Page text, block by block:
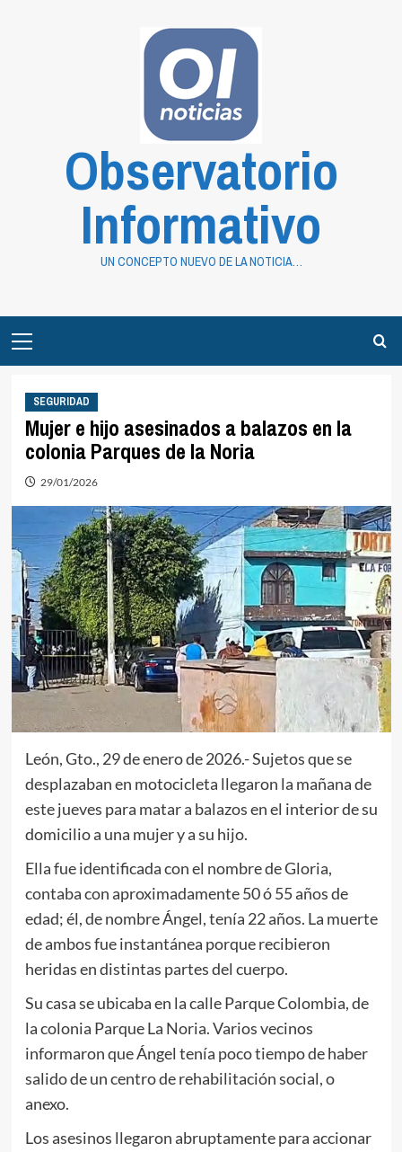
Observatorio
Informativo
UN CONCEPTO NUEVO DE LA NOTICIA…
Menu
SEGURIDAD
Mujer e hijo asesinados a balazos en la
colonia Parques de la Noria
29/01/2026
León, Gto., 29 de enero de 2026.- Sujetos que se
desplazaban en motocicleta llegaron la mañana de
este jueves para matar a balazos en el interior de su
domicilio a una mujer y a su hijo.
Ella fue identificada con el nombre de Gloria,
contaba con aproximadamente 50 ó 55 años de
edad; él, de nombre Ángel, tenía 22 años. La muerte
de ambos fue instantánea porque recibieron
heridas en distintas partes del cuerpo.
Su casa se ubicaba en la calle Parque Colombia, de
la colonia Parque La Noria. Varios vecinos
informaron que Ángel tenía poco tiempo de haber
salido de un centro de rehabilitación social, o
anexo.
Los asesinos llegaron abruptamente para accionar